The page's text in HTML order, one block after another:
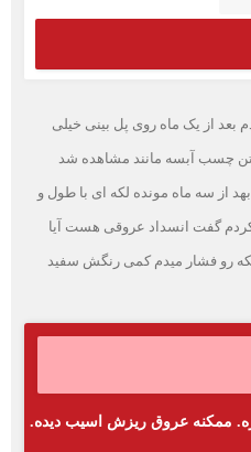
بعد از یک ماه روی پل بینی خیلی
چسب آبسه مانند مشاهده شد
از سه ماه مونده لکه ای با طول و
کردم گفت انسداد عروقی هست آیا
رو فشار میدم کمی رنگش سفید
ممکنه عروق ریزش اسیب دیده.